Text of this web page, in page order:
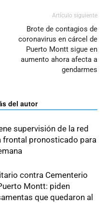
Artículo siguiente
Brote de contagios de
coronavirus en cárcel de
Puerto Montt sigue en
aumento ahora afecta a
gendarmes
del autor
supervisión de la red
frontal pronosticado para
contra Cementerio
Montt: piden
que quedaron al